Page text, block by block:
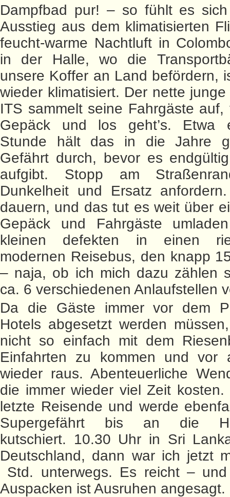
Dampfbad pur! – so fühlt es
Ausstieg aus dem klimatisierten
feucht-warme Nachtluft in
in der Halle, wo die
unsere Koffer an Land befördern,
wieder klimatisiert. Der nette
ITS sammelt seine Fahrgäste auf,
Gepäck und los geht’s. Etwa
Stunde hält das in die Jahre
Gefährt durch, bevor es
aufgibt. Stopp am
Dunkelheit und Ersatz
dauern, und das tut es weit über
Gepäck und Fahrgäste
kleinen defekten in einen
modernen Reisebus, den knapp
– naja, ob ich mich dazu zählen
ca. 6 verschiedenen Anlaufstellen
Da die Gäste immer vor dem
Hotels abgesetzt werden
nicht so einfach mit dem
Einfahrten zu kommen und vor
wieder raus. Abenteuerliche
die immer wieder viel Zeit
letzte Reisende und werde
Supergefährt bis an die
kutschiert. 10.30 Uhr in Sri
Deutschland, dann war ich jetzt
Std. unterwegs. Es reicht –
Auspacken ist Ausruhen angesagt.